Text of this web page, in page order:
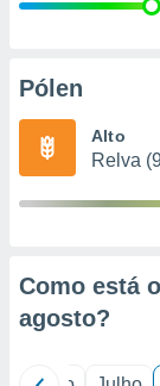
e
de
Pólen
Alto
Relva
Como está
agosto?